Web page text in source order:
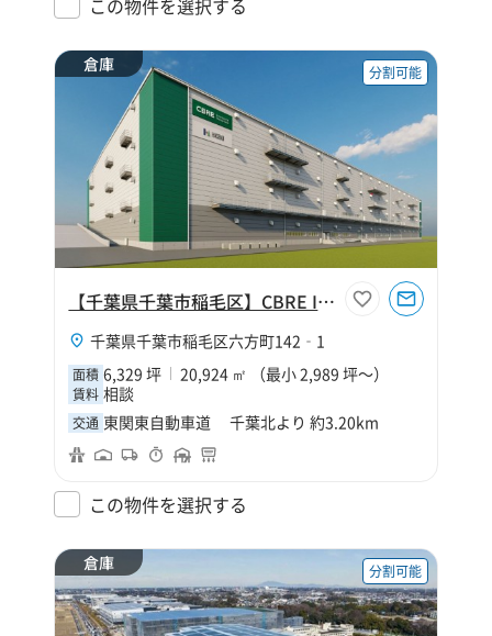
倉庫 分割可能
【千葉県千葉市稲毛区】CBRE IM 千葉北Ⅳ
千葉県千葉市稲毛区六方町142‐1
面積 6,329 坪 20,924 ㎡ （最小 2,989 坪～）
賃料 相談
交通 東関東自動車道 千葉北より 約3.20km
この物件を選択する
倉庫 分割可能